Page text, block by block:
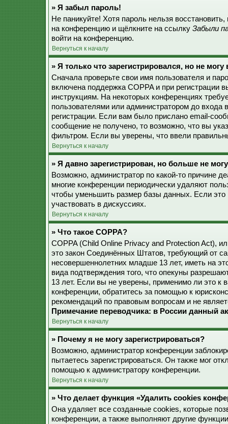
» Я забыл пароль!
Не паникуйте! Хотя пароль нельзя
на конференцию и щёлкните на ссылку Забыли
войти на конференцию.
Вернуться к началу
» Я только что зарегистрировался, но не могу
Сначала проверьте свои имя пользователя и
включена поддержка COPPA и при регистрации
инструкциям. На некоторых конференциях
пользователями или администратором до
регистрации. Если вам было прислано email-
сообщение не получено, то возможно, что вы
фильтром. Если вы уверены, что ввели
Вернуться к началу
» Я давно зарегистрирован, но больше не
Возможно, администратор по какой-то причине
многие конференции периодически удаляют
чтобы уменьшить размер базы данных. Если это
участвовать в дискуссиях.
Вернуться к началу
» Что такое COPPA?
COPPA (Child Online Privacy and Protection Act),
это закон Соединённых Штатов, требующий от
несовершеннолетних младше 13 лет, иметь на
вида подтверждения того, что опекуны
13 лет. Если вы не уверены, применимо ли это к
конференции, обратитесь за помощью к
рекомендаций по правовым вопросам и не
Примечание переводчика: в России данный
Вернуться к началу
» Почему я не могу зарегистрироваться?
Возможно, администратор конференции
пытаетесь зарегистрироваться. Он также мог
помощью к администратору конференции.
Вернуться к началу
» Что делает функция «Удалить cookies
Она удаляет все созданные cookies, которые
конференции, а также выполняют другие